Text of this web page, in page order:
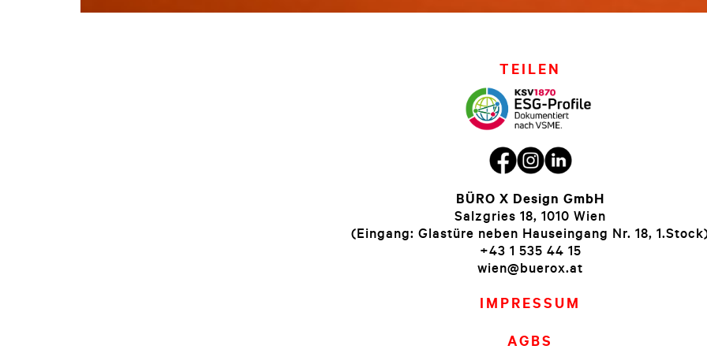
TEILEN
BÜRO X Design GmbH
Salzgries 18, 1010 Wien
(Eingang: Glastüre neben Hauseingang Nr. 18,
+43 1 535 44 15
wien@buerox.at
IMPRESSUM
AGBS